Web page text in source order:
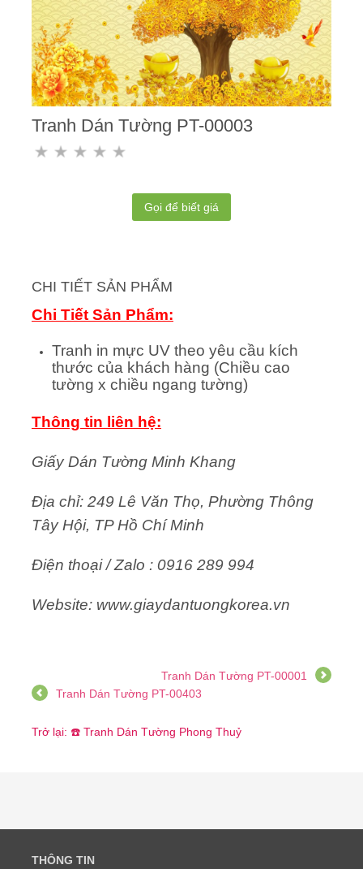
Tranh Dán Tường PT-00003
Gọi để biết giá
CHI TIẾT SẢN PHẨM
Chi Tiết Sản Phẩm:
Tranh in mực UV theo yêu cầu kích
thước của khách hàng (Chiều cao
tường x chiều ngang tường)
Thông tin liên hệ:
Giấy Dán Tường Minh Khang
Địa chỉ: 249 Lê Văn Thọ, Phường Thông
Tây Hội, TP Hồ Chí Minh
Điện thoại / Zalo : 0916 289 994
Website: www.giaydantuongkorea.vn
Tranh Dán Tường PT-00001
Tranh Dán Tường PT-00403
Trở lại: ☎️ Tranh Dán Tường Phong Thuỷ
THÔNG TIN